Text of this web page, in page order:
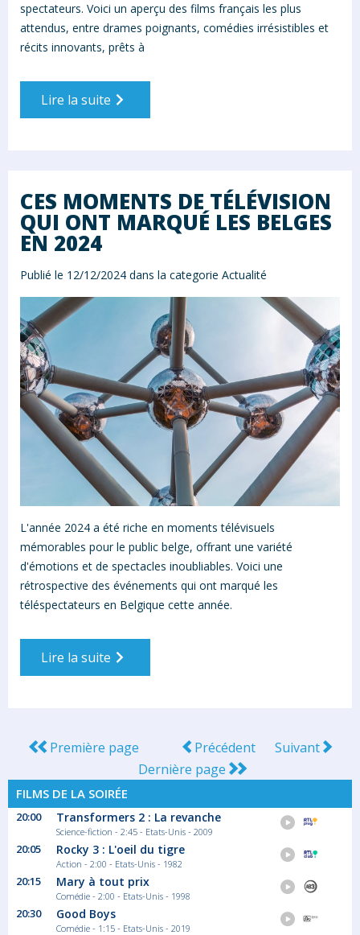
spectateurs. Voici un aperçu des films français les plus
attendus, entre drames poignants, comédies irrésistibles et
récits innovants, prêts à
Lire la suite
CES MOMENTS DE TÉLÉVISION
QUI ONT MARQUÉ LES BELGES
EN 2024
Publié le 12/12/2024 dans la categorie Actualité
L'année 2024 a été riche en moments télévisuels
mémorables pour le public belge, offrant une variété
d'émotions et de spectacles inoubliables. Voici une
rétrospective des événements qui ont marqué les
téléspectateurs en Belgique cette année.
Lire la suite
Première page Précédent
Suivant
Dernière page
FILMS DE LA SOIRÉE
20:00 Transformers 2 : La revanche
Science-fiction - 2:45 - Etats-Unis - 2009
20:05 Rocky 3 : L'oeil du tigre
Action - 2:00 - Etats-Unis - 1982
20:15 Mary à tout prix
Comédie - 2:00 - Etats-Unis - 1998
20:30 Good Boys
Comédie - 1:15 - Etats-Unis - 2019